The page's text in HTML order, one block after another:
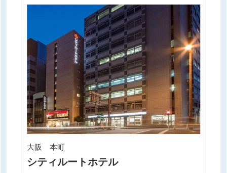
大阪 本町
シティルートホテル